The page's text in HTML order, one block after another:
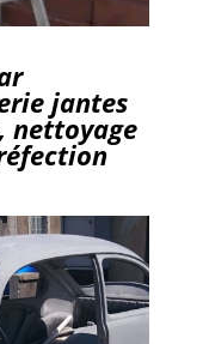
jantes
nettoyage